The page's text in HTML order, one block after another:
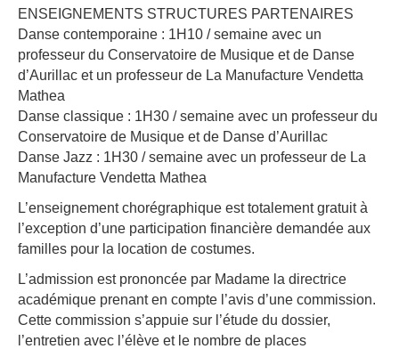
ENSEIGNEMENTS STRUCTURES PARTENAIRES
Danse contemporaine : 1H10 / semaine avec un
professeur du Conservatoire de Musique et de Danse
d’Aurillac et un professeur de La Manufacture Vendetta
Mathea
Danse classique : 1H30 / semaine avec un professeur du
Conservatoire de Musique et de Danse d’Aurillac
Danse Jazz : 1H30 / semaine avec un professeur de La
Manufacture Vendetta Mathea
L’enseignement chorégraphique est totalement gratuit à
l’exception d’une participation financière demandée aux
familles pour la location de costumes.
L’admission est prononcée par Madame la directrice
académique prenant en compte l’avis d’une commission.
Cette commission s’appuie sur l’étude du dossier,
l’entretien avec l’élève et le nombre de places